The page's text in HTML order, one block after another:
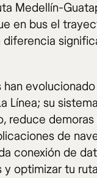
Medellín-
en bus el
han
Línea; su
reduce
de
conexión de
optimizar tu